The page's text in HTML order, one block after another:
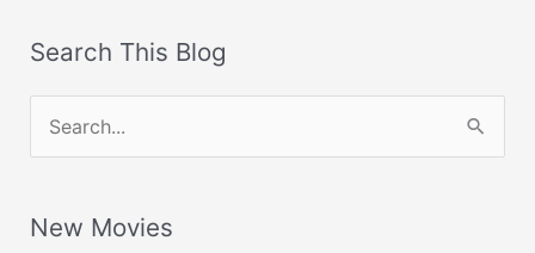
Search This Blog
e
r
New Movies